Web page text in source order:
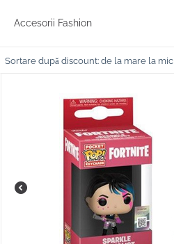
Accesorii Fashion
Sortare după discount: de la mare la mic